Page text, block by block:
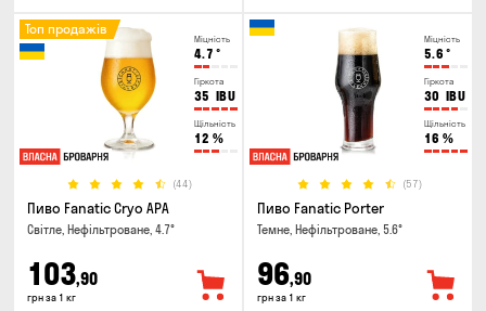
Міцність
4.7 °
Гіркота
35 IBU
Щільність
12 %
(44)
Топ продажів
Пиво Fanatic Cryo APA
Світле, Нефільтроване, 4.7°
103,90
грн за 1 кг
Міцність
5.6 °
Гіркота
30 IBU
Щільність
16 %
(57)
Пиво Fanatic Porter
Темне, Нефільтроване, 5.6°
96,90
грн за 1 кг